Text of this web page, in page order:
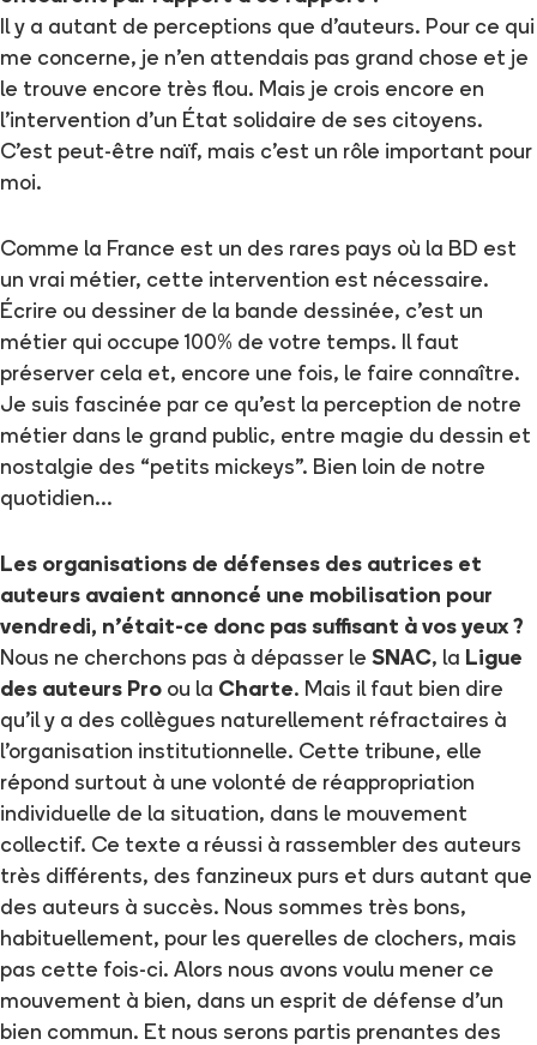
Il y a autant de perceptions que d’auteurs. Pour ce qui
me concerne, je n’en attendais pas grand chose et je
le trouve encore très flou. Mais je crois encore en
l’intervention d’un État solidaire de ses citoyens.
C’est peut-être naïf, mais c’est un rôle important pour
moi.
Comme la France est un des rares pays où la BD est
un vrai métier, cette intervention est nécessaire.
Écrire ou dessiner de la bande dessinée, c’est un
métier qui occupe 100% de votre temps. Il faut
préserver cela et, encore une fois, le faire connaître.
Je suis fascinée par ce qu’est la perception de notre
métier dans le grand public, entre magie du dessin et
nostalgie des “petits mickeys”. Bien loin de notre
quotidien...
Les organisations de défenses des autrices et
auteurs avaient annoncé une mobilisation pour
vendredi, n’était-ce donc pas suffisant à vos yeux ?
Nous ne cherchons pas à dépasser le SNAC, la Ligue
des auteurs Pro ou la Charte. Mais il faut bien dire
qu’il y a des collègues naturellement réfractaires à
l’organisation institutionnelle. Cette tribune, elle
répond surtout à une volonté de réappropriation
individuelle de la situation, dans le mouvement
collectif. Ce texte a réussi à rassembler des auteurs
très différents, des fanzineux purs et durs autant que
des auteurs à succès. Nous sommes très bons,
habituellement, pour les querelles de clochers, mais
pas cette fois-ci. Alors nous avons voulu mener ce
mouvement à bien, dans un esprit de défense d’un
bien commun. Et nous serons partis prenantes des